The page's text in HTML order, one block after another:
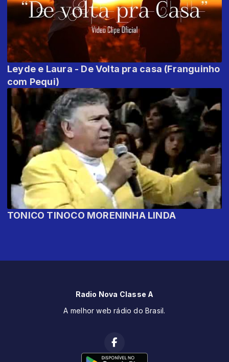
Leyde e Laura - De Volta pra casa (Franguinho
com Pequi)
TONICO TINOCO MORENINHA LINDA
Radio Nova Classe A
A melhor web rádio do Brasil.